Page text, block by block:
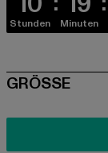
Stunden Minuten
SIZE
GRÖSSE